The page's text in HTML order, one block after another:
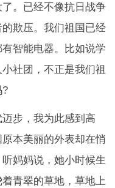
。已经不像抗日战争
欺压。我们祖国已经
智能电器。比如说学
社团，不正是我们祖
?
步，我为此感到高
本美丽的外表却在悄
妈妈说，她小时候生
青翠的草地，草地上